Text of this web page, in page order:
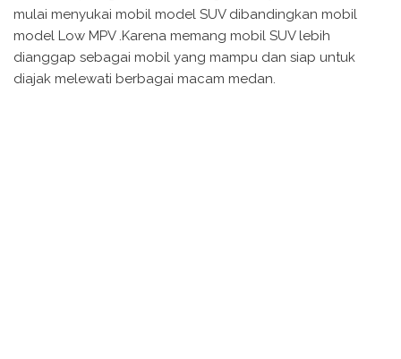
mulai menyukai mobil model SUV dibandingkan mobil
model Low MPV .Karena memang mobil SUV lebih
dianggap sebagai mobil yang mampu dan siap untuk
diajak melewati berbagai macam medan.